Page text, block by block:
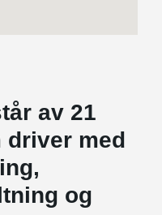
av 21
med
og